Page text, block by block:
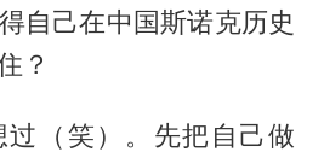
自己在中国斯诺克历史
？
过（笑）。先把自己做